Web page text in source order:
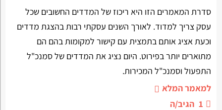
סדרת המאמרים הזו היא ריכוז של המדדים החשובים שכל
עסק צריך למדוד. לאורך השנים עסקתי רבות בהצגת מדדים
וכעת אציג אותם בתמצית עם קישור למקומות בהם הם
מתוארים יותר בפירוט. היום נציג את המדדים של סמנכ"ל
התפעול וסמנכ"ל המכירות.
למאמר המלא
1 הגיב/ה